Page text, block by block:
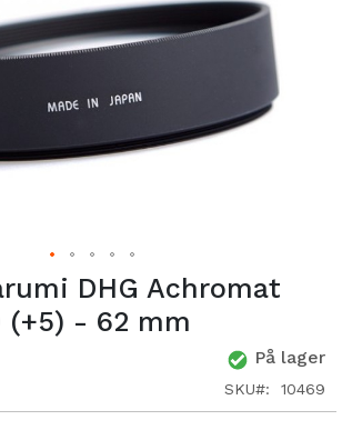
DHG Achromat
(+5) - 62 mm
På lager
SKU 10469